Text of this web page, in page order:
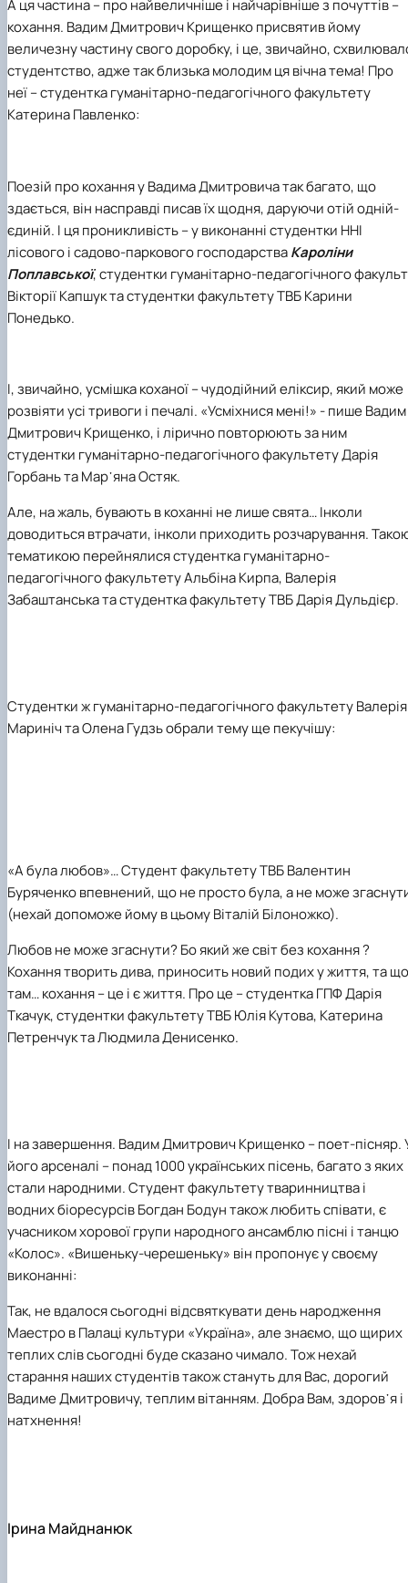
Гурток "Декоративна флористика"
Прес-студія "Ідеал"
Інструментальний ансамбль "Дивосвіт"
Мистецька студія "Вовняні мрії"
Тріо "ТоНіка"
А ця частина – про найвеличніше і найчарівніше з почуттів –
кохання. Вадим Дмитрович Крищенко присвятив йому
величезну частину свого доробку, і це, звичайно,
студентство, адже так близька молодим ця вічна тема! Про
неї – студентка гуманітарно-педагогічного факультету
Катерина Павленко:
Поезій про кохання у Вадима Дмитровича так багато, що
здається, він насправді писав їх щодня, даруючи отій одній-
єдиній. І ця проникливість – у виконанні студентки ННІ
лісового і садово-паркового господарстваКароліни
Поплавської, студентки гуманітарно-педагогічного
Вікторії Капшук та студентки факультету ТВБ Карини
Понедько.
І, звичайно, усмішка коханої – чудодійний еліксир, який може
розвіяти усі тривоги і печалі. «Усміхнися мені!» - пише Вадим
Дмитрович Крищенко, і лірично повторюють за ним
студентки гуманітарно-педагогічного факультету Дарія
Горбань та Мар᾽яна Остяк.
Але, на жаль, бувають в коханні не лише свята… Інколи
доводиться втрачати, інколи приходить розчарування.
тематикою перейнялися студентка гуманітарно-
педагогічного факультету Альбіна Кирпа, Валерія
Забаштанська та студентка факультету ТВБ Дарія Дульдієр.
Студентки ж гуманітарно-педагогічного факультету Валерія
Мариніч та Олена Гудзьобрали тему ще пекучішу:
«А була любов»… Студент факультету ТВБ Валентин
Буряченко впевнений, що не просто була, а не може
(нехай допоможе йому в цьому Віталій Білоножко).
Любов не може згаснути? Бо який же світ без кохання ?
Кохання творить дива, приносить новий подих у життя, та що
там… кохання – це і є життя. Про це – студентка ГПФ Дарія
Ткачук, студентки факультету ТВБ Юлія Кутова, Катерина
Петренчук та Людмила Денисенко.
І на завершення. Вадим Дмитрович Крищенко – поет-пісняр.
його арсеналі – понад 1000 українських пісень, багато з яких
стали народними. Студент факультету тваринництва і
водних біоресурсів Богдан Бодун також любить співати, є
учасником хорової групи народного ансамблю пісні і танцю
«Колос». «Вишеньку-черешеньку» він пропонує у своєму
виконанні:
Так, не вдалося сьогодні відсвяткувати день народження
Маестро в Палаці культури «Україна», але знаємо, що щирих
теплих слів сьогодні буде сказано чимало. Тож нехай
старання наших студентів також стануть для Вас, дорогий
Вадиме Дмитровичу, теплим вітанням. Добра Вам, здоров᾽я і
натхнення!
Ірина Майднанюк